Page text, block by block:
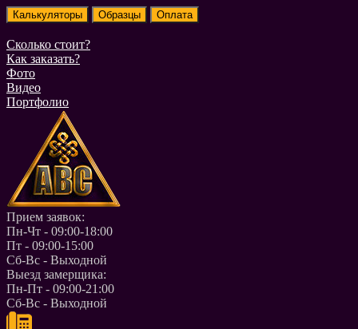
Сколько стоит?
Как заказать?
Фото
Видео
Портфолио
Прием заявок:
Пн-Чт - 09:00-18:00
Пт - 09:00-15:00
Сб-Вс - Выходной
Выезд замерщика:
Пн-Пт - 09:00-21:00
Сб-Вс - Выходной